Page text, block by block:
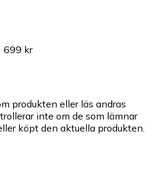
699 kr
produkten eller läs andras
inte om de som lämnar
köpt den aktuella produkten.